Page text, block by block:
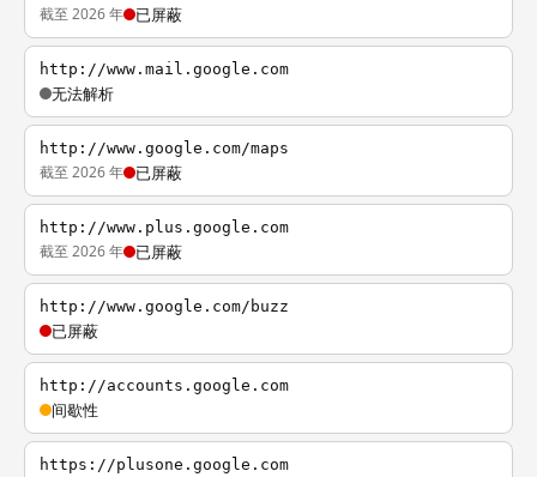
截至 2026 年 已屏蔽
http://www.mail.google.com
无法解析
http://www.google.com/maps
截至 2026 年 已屏蔽
http://www.plus.google.com
截至 2026 年 已屏蔽
http://www.google.com/buzz
已屏蔽
http://accounts.google.com
间歇性
https://plusone.google.com